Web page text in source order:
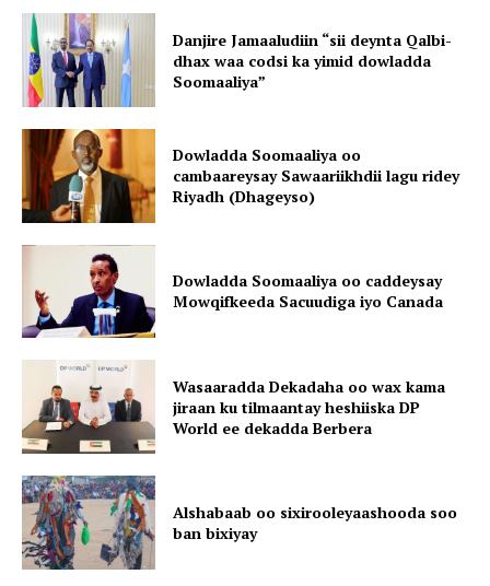
Danjire Jamaaludiin “sii deynta Qalbi-
dhax waa codsi ka yimid dowladda
Soomaaliya”
Dowladda Soomaaliya oo
cambaareysay Sawaariikhdii lagu ridey
Riyadh (Dhageyso)
Dowladda Soomaaliya oo caddeysay
Mowqifkeeda Sacuudiga iyo Canada
Wasaaradda Dekadaha oo wax kama
jiraan ku tilmaantay heshiiska DP
World ee dekadda Berbera
Alshabaab oo sixirooleyaashooda soo
ban bixiyay